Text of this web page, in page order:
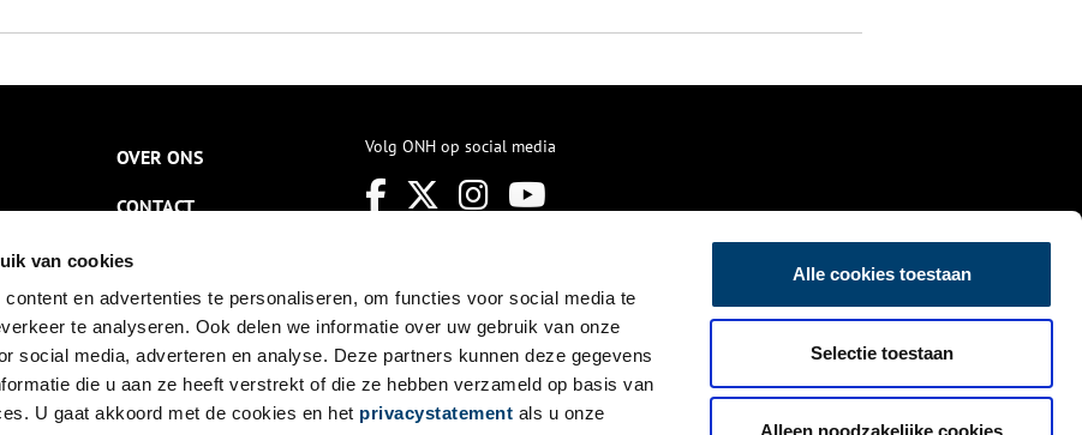
van cookies
en advertenties te personaliseren, om functies voor social media te
te analyseren. Ook delen we informatie over uw gebruik van onze
social media, adverteren en analyse. Deze partners kunnen deze gegevens
die u aan ze heeft verstrekt of die ze hebben verzameld op basis van
U gaat akkoord met de cookies en het privacystatement als u onze
Alle cookies toestaan
Selectie toestaan
Alleen noodzakelijke cookies
OVER ONS
CONTACT
NIEUWSBRIEF
DISCLAIMER
PRIVACY
TOEGANKELIJKHEID
Volg ONH op social media